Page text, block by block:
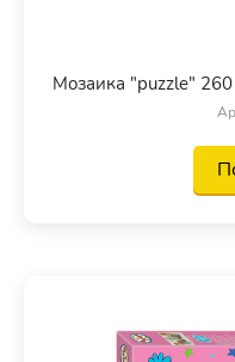
Мозаика "puzzle"